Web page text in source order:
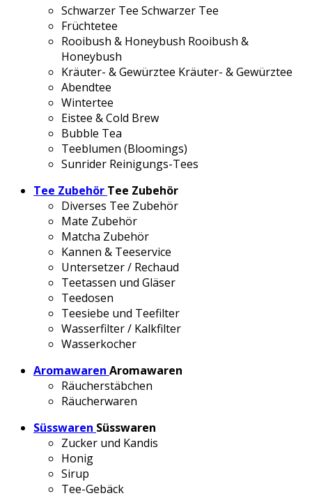
Schwarzer Tee Schwarzer Tee
Früchtetee
Rooibush & Honeybush Rooibush &
Honeybush
Kräuter- & Gewürztee Kräuter- & Gewürztee
Abendtee
Wintertee
Eistee & Cold Brew
Bubble Tea
Teeblumen (Bloomings)
Sunrider Reinigungs-Tees
Tee Zubehör Tee Zubehör
Diverses Tee Zubehör
Mate Zubehör
Matcha Zubehör
Kannen & Teeservice
Untersetzer / Rechaud
Teetassen und Gläser
Teedosen
Teesiebe und Teefilter
Wasserfilter / Kalkfilter
Wasserkocher
Aromawaren Aromawaren
Räucherstäbchen
Räucherwaren
Süsswaren Süsswaren
Zucker und Kandis
Honig
Sirup
Tee-Gebäck